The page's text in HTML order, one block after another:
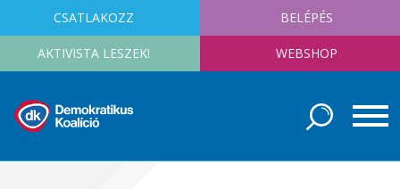
CSATLAKOZZ BELÉPÉS
AKTIVISTA LESZEK! WEBSHOP